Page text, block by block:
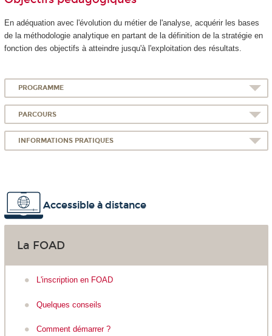
En adéquation avec l'évolution du métier de l'analyse, acquérir les bases
de la méthodologie analytique en partant de la définition de la stratégie en
fonction des objectifs à atteindre jusqu'à l'exploitation des résultats.
PROGRAMME
PARCOURS
INFORMATIONS PRATIQUES
Accessible à distance
La FOAD
L'inscription en FOAD
Quelques conseils
Comment démarrer ?